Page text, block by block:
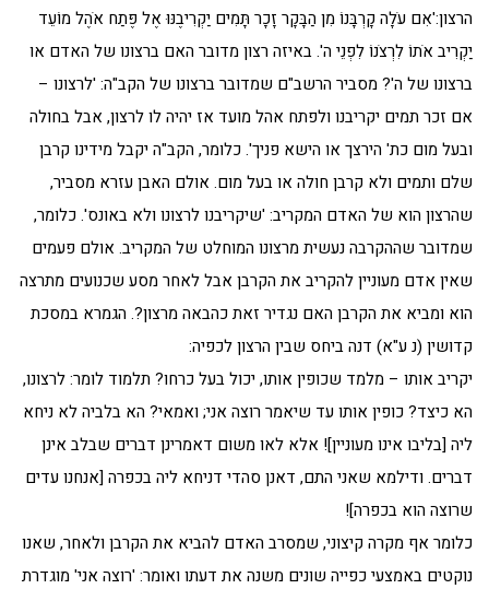
הרצון:'אִם עֹלָה קָרְבָּנוֹ מִן הַבָּקָר זָכָר תָּמִים יַקְרִיבֶנּוּ אֶל פֶּתַח אֹהֶל מוֹעֵד
יַקְרִיב אֹתוֹ לִרְצֹנוֹ לִפְנֵי ה'. באיזה רצון מדובר האם ברצונו של האדם או
ברצונו של ה'? מסביר הרשב"ם שמדובר ברצונו של הקב"ה: 'לרצונו –
אם זכר תמים יקריבנו ולפתח אהל מועד אז יהיה לו לרצון, אבל בחולה
ובעל מום כת' הירצך או הישא פניך'. כלומר, הקב"ה יקבל מידינו קרבן
שלם ותמים ולא קרבן חולה או בעל מום. אולם האבן עזרא מסביר,
שהרצון הוא של האדם המקריב: 'שיקריבנו לרצונו ולא באונס'. כלומר,
שמדובר שההקרבה נעשית מרצונו המוחלט של המקריב. אולם פעמים
שאין אדם מעוניין להקריב את הקרבן אבל לאחר מסע שכנועים מתרצה
הוא ומביא את הקרבן האם נגדיר זאת כהבאה מרצון?. הגמרא במסכת
קדושין (נ ע"א) דנה ביחס שבין הרצון לכפיה:
יקריב אותו – מלמד שכופין אותו, יכול בעל כרחו? תלמוד לומר: לרצונו,
הא כיצד? כופין אותו עד שיאמר רוצה אני; ואמאי? הא בלביה לא ניחא
ליה [בליבו אינו מעוניין]! אלא לאו משום דאמרינן דברים שבלב אינן
דברים. ודילמא שאני התם, דאנן סהדי דניחא ליה בכפרה [אנחנו עדים
שרוצה הוא בכפרה]!
כלומר אף מקרה קיצוני, שמסרב האדם להביא את הקרבן ולאחר, שאנו
נוקטים באמצעי כפייה שונים משנה את דעתו ואומר: 'רוצה אני' מוגדרת